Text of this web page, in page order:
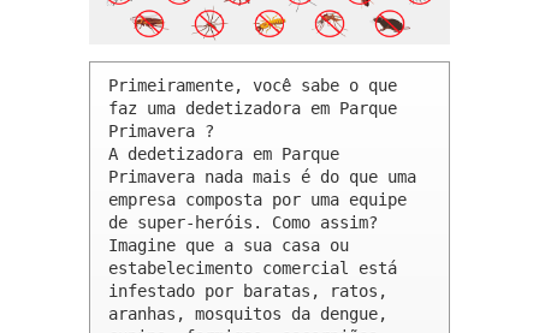
Primeiramente, você sabe o que
faz uma dedetizadora em Parque
Primavera ?
A dedetizadora em Parque
Primavera nada mais é do que uma
empresa composta por uma equipe
de super-heróis. Como assim?
Imagine que a sua casa ou
estabelecimento comercial está
infestado por baratas, ratos,
aranhas, mosquitos da dengue,